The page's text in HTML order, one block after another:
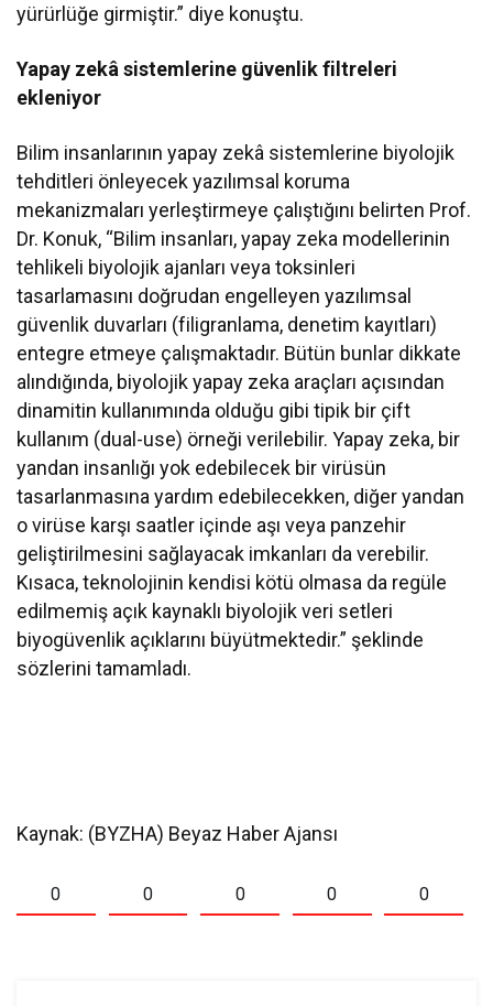
yürürlüğe girmiştir.” diye konuştu.
Yapay zekâ sistemlerine güvenlik filtreleri
ekleniyor
Bilim insanlarının yapay zekâ sistemlerine biyolojik
tehditleri önleyecek yazılımsal koruma
mekanizmaları yerleştirmeye çalıştığını belirten Prof.
Dr. Konuk, “Bilim insanları, yapay zeka modellerinin
tehlikeli biyolojik ajanları veya toksinleri
tasarlamasını doğrudan engelleyen yazılımsal
güvenlik duvarları (filigranlama, denetim kayıtları)
entegre etmeye çalışmaktadır. Bütün bunlar dikkate
alındığında, biyolojik yapay zeka araçları açısından
dinamitin kullanımında olduğu gibi tipik bir çift
kullanım (dual-use) örneği verilebilir. Yapay zeka, bir
yandan insanlığı yok edebilecek bir virüsün
tasarlanmasına yardım edebilecekken, diğer yandan
o virüse karşı saatler içinde aşı veya panzehir
geliştirilmesini sağlayacak imkanları da verebilir.
Kısaca, teknolojinin kendisi kötü olmasa da regüle
edilmemiş açık kaynaklı biyolojik veri setleri
biyogüvenlik açıklarını büyütmektedir.” şeklinde
sözlerini tamamladı.
Kaynak: (BYZHA) Beyaz Haber Ajansı
0 0 0 0 0